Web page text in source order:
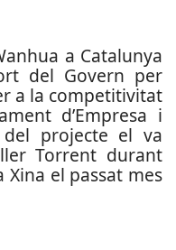
a Catalunya
del Govern per
a la competitivitat
d’Empresa i
del projecte el va
Torrent durant
el passat mes